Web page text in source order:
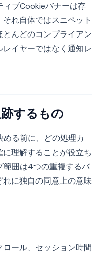
ブCookieバナーは存
れ自体ではスニペット
んどのコンプライアン
イヤーではなく通知レ
するもの
る前に、どの処理カ
理解することが役立ち
範囲は4つの重複するバ
に独自の同意上の意味
ール、セッション時間